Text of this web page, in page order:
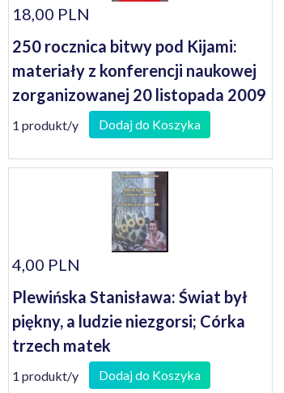
18,00 PLN
250 rocznica bitwy pod Kijami:
materiały z konferencji naukowej
zorganizowanej 20 listopada 2009
roku w Sulechowie
1 produkt/y Dodaj do Koszyka
4,00 PLN
Plewińska Stanisława: Świat był
piękny, a ludzie niezgorsi; Córka
trzech matek
1 produkt/y Dodaj do Koszyka